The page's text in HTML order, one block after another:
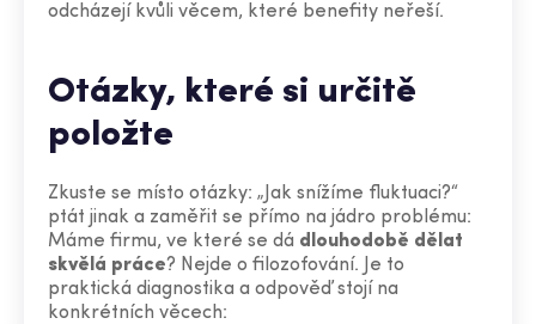
odcházejí kvůli věcem, které benefity neřeší.
Otázky, které si určitě
položte
Zkuste se místo otázky: „Jak snížíme fluktuaci?“
ptát jinak a zaměřit se přímo na jádro problému:
Máme firmu, ve které se dá dlouhodobě dělat
skvělá práce? Nejde o filozofování. Je to
praktická diagnostika a odpověď stojí na
konkrétních věcech: